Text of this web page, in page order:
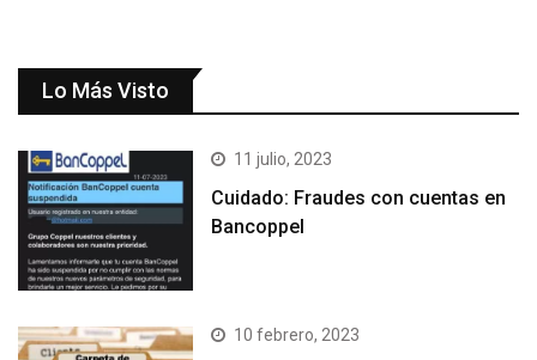
Lo Más Visto
11 julio, 2023
Cuidado: Fraudes con cuentas en
Bancoppel
10 febrero, 2023